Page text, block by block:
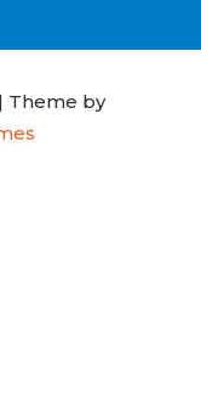
| Theme by